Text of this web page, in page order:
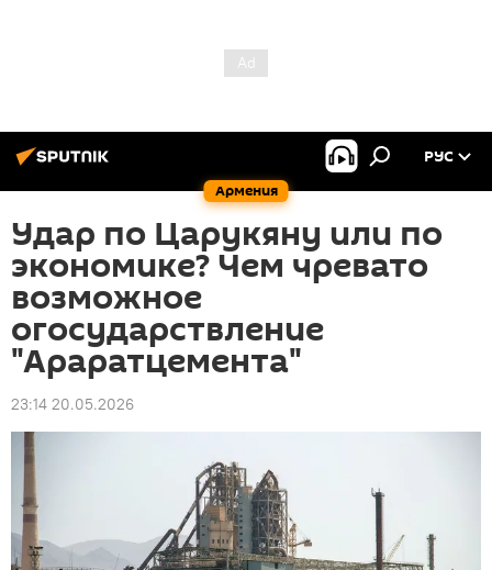
Армения
РУС
Удар по Царукяну или по
экономике? Чем чревато
возможное
огосударствление
"Араратцемента"
23:14 20.05.2026